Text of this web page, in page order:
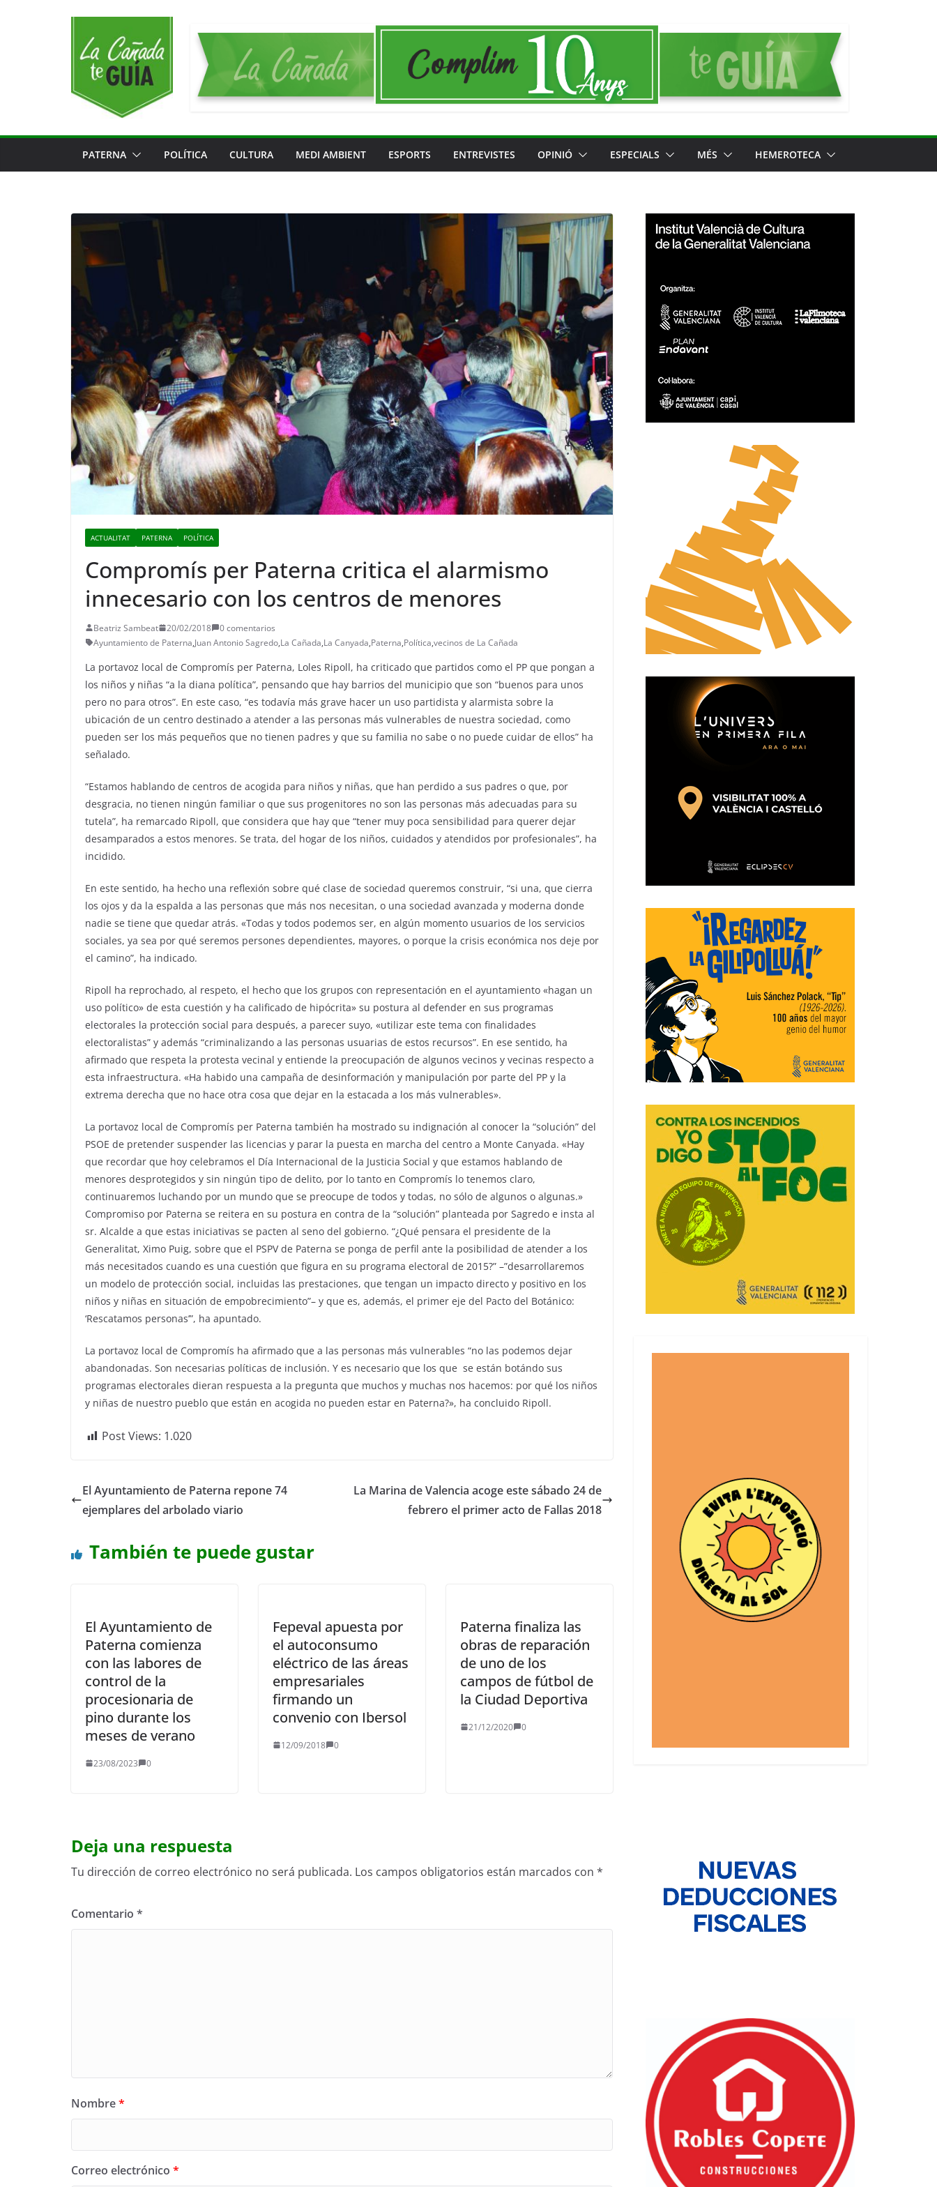
PATERNA POLÍTICA CULTURA MEDI AMBIENT ESPORTS ENTREVISTES OPINIÓ ESPECIALS MÉS HEMEROTECA
ACTUALITAT PATERNA POLÍTICA
Compromís per Paterna critica el alarmismo
innecesario con los centros de menores
Beatriz Sambeat 20/02/2018
0 comentarios
Ayuntamiento de Paterna,Juan Antonio Sagredo,La Cañada,La Canyada,Paterna,Política,vecinos de La Cañada
La portavoz local de Compromís per Paterna, Loles Ripoll, ha criticado que partidos como el PP que pongan a
los niños y niñas “a la diana política”, pensando que hay barrios del municipio que son “buenos para unos
pero no para otros”. En este caso, “es todavía más grave hacer un uso partidista y alarmista sobre la
ubicación de un centro destinado a atender a las personas más vulnerables de nuestra sociedad, como
pueden ser los más pequeños que no tienen padres y que su familia no sabe o no puede cuidar de ellos” ha
señalado.
“Estamos hablando de centros de acogida para niños y niñas, que han perdido a sus padres o que, por
desgracia, no tienen ningún familiar o que sus progenitores no son las personas más adecuadas para su
tutela”, ha remarcado Ripoll, que considera que hay que “tener muy poca sensibilidad para querer dejar
desamparados a estos menores. Se trata, del hogar de los niños, cuidados y atendidos por profesionales”, ha
incidido.
En este sentido, ha hecho una reflexión sobre qué clase de sociedad queremos construir, “si una, que cierra
los ojos y da la espalda a las personas que más nos necesitan, o una sociedad avanzada y moderna donde
nadie se tiene que quedar atrás. «Todas y todos podemos ser, en algún momento usuarios de los servicios
sociales, ya sea por qué seremos persones dependientes, mayores, o porque la crisis económica nos deje por
el camino”, ha indicado.
Ripoll ha reprochado, al respeto, el hecho que los grupos con representación en el ayuntamiento «hagan un
uso político» de esta cuestión y ha calificado de hipócrita» su postura al defender en sus programas
electorales la protección social para después, a parecer suyo, «utilizar este tema con finalidades
electoralistas” y además “criminalizando a las personas usuarias de estos recursos”. En ese sentido, ha
afirmado que respeta la protesta vecinal y entiende la preocupación de algunos vecinos y vecinas respecto a
esta infraestructura. «Ha habido una campaña de desinformación y manipulación por parte del PP y la
extrema derecha que no hace otra cosa que dejar en la estacada a los más vulnerables».
La portavoz local de Compromís per Paterna también ha mostrado su indignación al conocer la “solución” del
PSOE de pretender suspender las licencias y parar la puesta en marcha del centro a Monte Canyada. «Hay
que recordar que hoy celebramos el Día Internacional de la Justicia Social y que estamos hablando de
menores desprotegidos y sin ningún tipo de delito, por lo tanto en Compromís lo tenemos claro,
continuaremos luchando por un mundo que se preocupe de todos y todas, no sólo de algunos o algunas.»
Compromiso por Paterna se reitera en su postura en contra de la “solución” planteada por Sagredo e insta al
sr. Alcalde a que estas iniciativas se pacten al seno del gobierno. “¿Qué pensara el presidente de la
Generalitat, Ximo Puig, sobre que el PSPV de Paterna se ponga de perfil ante la posibilidad de atender a los
más necesitados cuando es una cuestión que figura en su programa electoral de 2015?” –”desarrollaremos
un modelo de protección social, incluidas las prestaciones, que tengan un impacto directo y positivo en los
niños y niñas en situación de empobrecimiento”– y que es, además, el primer eje del Pacto del Botánico:
‘Rescatamos personas’”, ha apuntado.
La portavoz local de Compromís ha afirmado que a las personas más vulnerables “no las podemos dejar
abandonadas. Son necesarias políticas de inclusión. Y es necesario que los que se están botándo sus
programas electorales dieran respuesta a la pregunta que muchos y muchas nos hacemos: por qué los niños
y niñas de nuestro pueblo que están en acogida no pueden estar en Paterna?», ha concluido Ripoll.
Post Views: 1.020
El Ayuntamiento de Paterna repone 74
ejemplares del arbolado viario
La Marina de Valencia acoge este sábado 24 de
febrero el primer acto de Fallas 2018
También te puede gustar
El Ayuntamiento de
Paterna comienza
con las labores de
control de la
procesionaria de
pino durante los
meses de verano
23/08/2023 0
Fepeval apuesta por
el autoconsumo
eléctrico de las áreas
empresariales
firmando un
convenio con Ibersol
12/09/2018 0
Paterna finaliza las
obras de reparación
de uno de los
campos de fútbol de
la Ciudad Deportiva
21/12/2020 0
Deja una respuesta
Tu dirección de correo electrónico no será publicada. Los campos obligatorios están marcados con *
Comentario *
Nombre*
Correo electrónico *